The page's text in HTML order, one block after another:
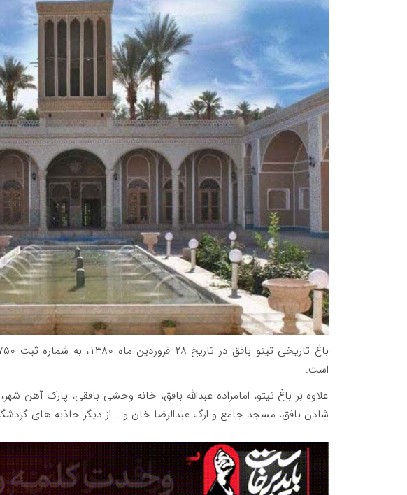
است.
علاوه بر باغ تیتو، امامزاده عبدالله بافق، خانه وحشی بافقی، پارک آهن
شادن بافق، مسجد جامع و ارگ عبدالرضا خان و... از دیگر جاذبه های